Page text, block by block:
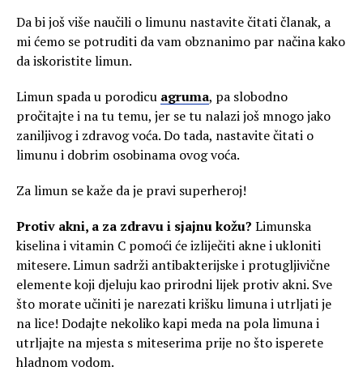
Da bi još više naučili o limunu nastavite čitati članak, a
mi ćemo se potruditi da vam obznanimo par načina kako
da iskoristite limun.
Limun spada u porodicu agruma, pa slobodno
pročitajte i na tu temu, jer se tu nalazi još mnogo jako
zaniljivog i zdravog voća. Do tada, nastavite čitati o
limunu i dobrim osobinama ovog voća.
Za limun se kaže da je pravi superheroj!
Protiv akni, a za zdravu i sjajnu kožu? Limunska
kiselina i vitamin C pomoći će izliječiti akne i ukloniti
mitesere. Limun sadrži antibakterijske i protugljivične
elemente koji djeluju kao prirodni lijek protiv akni. Sve
što morate učiniti je narezati krišku limuna i utrljati je
na lice! Dodajte nekoliko kapi meda na pola limuna i
utrljajte na mjesta s miteserima prije no što isperete
hladnom vodom.